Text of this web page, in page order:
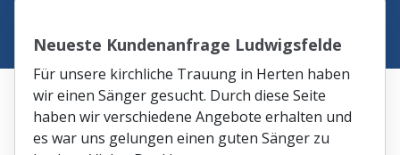
Neueste Kundenanfrage Ludwigsfelde
Für unsere kirchliche Trauung in Herten haben
wir einen Sänger gesucht. Durch diese Seite
haben wir verschiedene Angebote erhalten und
es war uns gelungen einen guten Sänger zu